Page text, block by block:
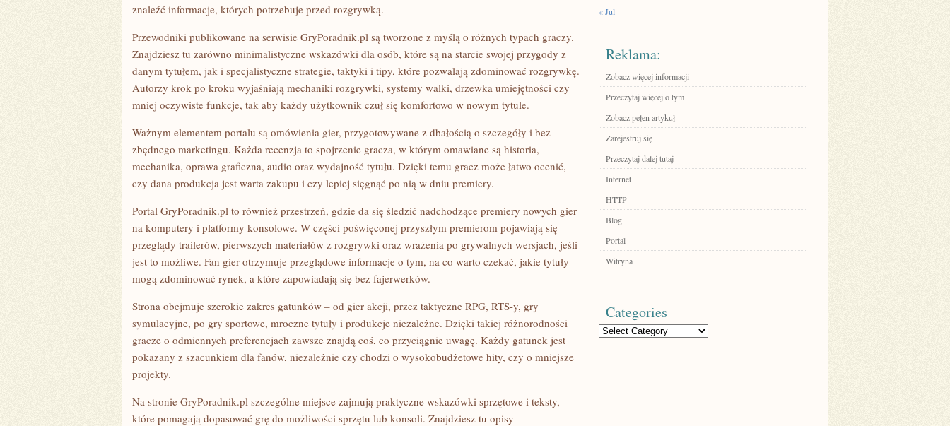
znaleźć informacje, których potrzebuje przed rozgrywką.
Przewodniki publikowane na serwisie GryPoradnik.pl są tworzone z myślą o różnych typach graczy.
Znajdziesz tu zarówno minimalistyczne wskazówki dla osób, które są na starcie swojej przygody z
danym tytułem, jak i specjalistyczne strategie, taktyki i tipy, które pozwalają zdominować rozgrywkę.
Autorzy krok po kroku wyjaśniają mechaniki rozgrywki, systemy walki, drzewka umiejętności czy
mniej oczywiste funkcje, tak aby każdy użytkownik czuł się komfortowo w nowym tytule.
Ważnym elementem portalu są omówienia gier, przygotowywane z dbałością o szczegóły i bez
zbędnego marketingu. Każda recenzja to spojrzenie gracza, w którym omawiane są historia,
mechanika, oprawa graficzna, audio oraz wydajność tytułu. Dzięki temu gracz może łatwo ocenić,
czy dana produkcja jest warta zakupu i czy lepiej sięgnąć po nią w dniu premiery.
Portal GryPoradnik.pl to również przestrzeń, gdzie da się śledzić nadchodzące premiery nowych gier
na komputery i platformy konsolowe. W części poświęconej przyszłym premierom pojawiają się
przeglądy trailerów, pierwszych materiałów z rozgrywki oraz wrażenia po grywalnych wersjach, jeśli
jest to możliwe. Fan gier otrzymuje przeglądowe informacje o tym, na co warto czekać, jakie tytuły
mogą zdominować rynek, a które zapowiadają się bez fajerwerków.
Strona obejmuje szerokie zakres gatunków – od gier akcji, przez taktyczne RPG, RTS-y, gry
symulacyjne, po gry sportowe, mroczne tytuły i produkcje niezależne. Dzięki takiej różnorodności
gracze o odmiennych preferencjach zawsze znajdą coś, co przyciągnie uwagę. Każdy gatunek jest
pokazany z szacunkiem dla fanów, niezależnie czy chodzi o wysokobudżetowe hity, czy o mniejsze
projekty.
Na stronie GryPoradnik.pl szczególne miejsce zajmują praktyczne wskazówki sprzętowe i teksty,
które pomagają dopasować grę do możliwości sprzętu lub konsoli. Znajdziesz tu opisy
« Jul
Reklama:
Zobacz więcej informacji
Przeczytaj więcej o tym
Zobacz pełen artykuł
Zarejestruj się
Przeczytaj dalej tutaj
Internet
HTTP
Blog
Portal
Witryna
Categories
Categories